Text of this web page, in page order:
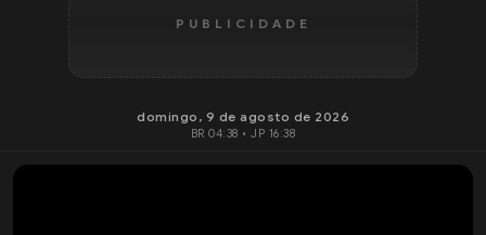
PUBLICIDADE
domingo, 9 de agosto de 2026
BR 04:38 • JP 16:38